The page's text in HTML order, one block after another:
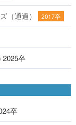
（通過） 2017卒
2025卒
卒